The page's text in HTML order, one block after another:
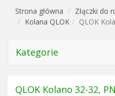
Strona główna Złączki do
Kolana QLOK
QLOK
Kategorie
QLOK Kolano 32-32,